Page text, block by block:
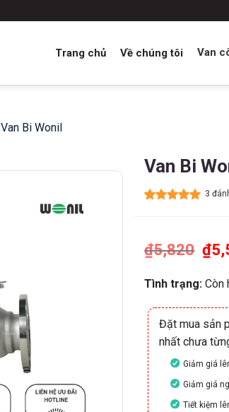
Trang chủ Về chúng tôi Van
Van Bi Wonil
Van Bi
3
₫5,820 Giá
gốc
₫
Tình trạng: Còn
Đặt mua sản
nhất chưa
Giảm giá
Giảm giá
Tiết kiệm